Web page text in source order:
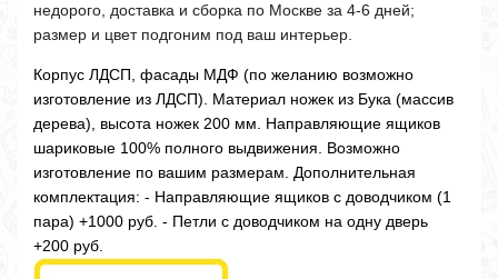
недорого, доставка и сборка по Москве за 4-6 дней;
размер и цвет подгоним под ваш интерьер.
Корпус ЛДСП, фасады МДФ (по желанию возможно
изготовление из ЛДСП). Материал ножек из Бука (массив
дерева), высота ножек 200 мм. Направляющие ящиков
шариковые 100% полного выдвижения. Возможно
изготовление по вашим размерам. Дополнительная
комплектация: - Направляющие ящиков с доводчиком (1
пара) +1000 руб. - Петли с доводчиком на одну дверь
+200 руб.